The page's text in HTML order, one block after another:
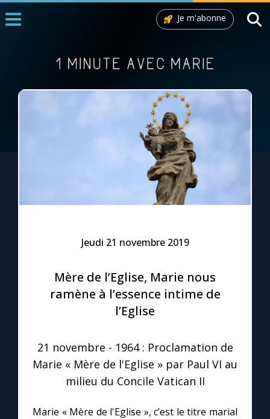
Le compte Tiktok
Le site internet
Je m'abonne
Jeudi 21 novembre 2019
Mère de l’Eglise, Marie nous
ramène à l’essence intime de
l’Eglise
21 novembre - 1964 : Proclamation de
Marie « Mère de l'Eglise » par Paul VI au
milieu du Concile Vatican II
Marie « Mère de l'Eglise », c’est le titre marial